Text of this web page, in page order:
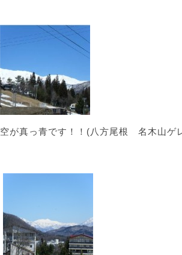
空が真っ青です！！(八方尾根 名木山ゲ